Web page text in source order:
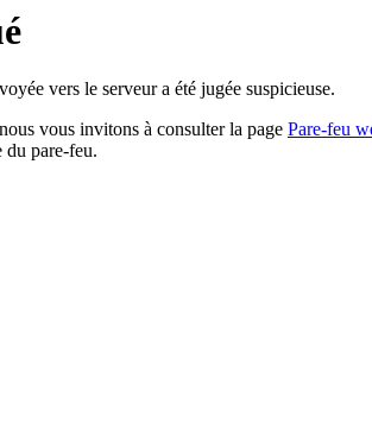
vers le serveur a été jugée suspicieuse.
vous invitons à consulter la page Pare-feu
du pare-feu.